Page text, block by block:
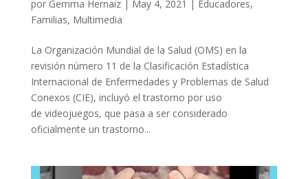
por Gemma Hernaiz| May 4, 2021 Educadores,
Familias, Multimedia
La Organización Mundial de la Salud (OMS) en la
revisión número 11 de la Clasificación Estadística
Internacional de Enfermedades y Problemas de Salud
Conexos (CIE), incluyó el trastorno por uso
de videojuegos, que pasa a ser considerado
oficialmente un trastorno...